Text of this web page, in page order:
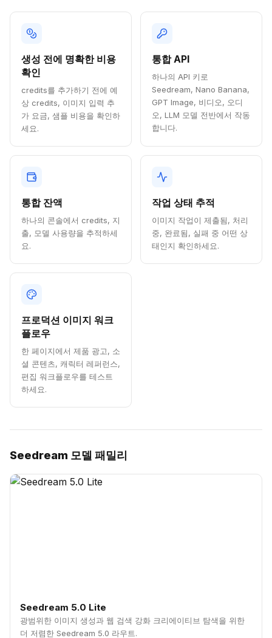
생성 전에 명확한 비용
확인
credits를 추가하기 전에 예
상 credits, 이미지 입력 추
가 요금, 샘플 비용을 확인하
세요.
통합 API
하나의 API 키로
Seedream, Nano Banana,
GPT Image, 비디오, 오디
오, LLM 모델 전반에서 작동
합니다.
통합 잔액
하나의 콘솔에서 credits, 지
출, 모델 사용량을 추적하세
요.
작업 상태 추적
이미지 작업이 제출됨, 처리
중, 완료됨, 실패 중 어떤 상
태인지 확인하세요.
프로덕션 이미지 워크
플로우
한 페이지에서 제품 광고, 소
셜 콘텐츠, 캐릭터 레퍼런스,
편집 워크플로우를 테스트
하세요.
Seedream 모델 패밀리
Seedream 5.0 Lite
광범위한 이미지 생성과 웹 검색 강화 크리에이티브 탐색을 위한
더 저렴한 Seedream 5.0 라우트.